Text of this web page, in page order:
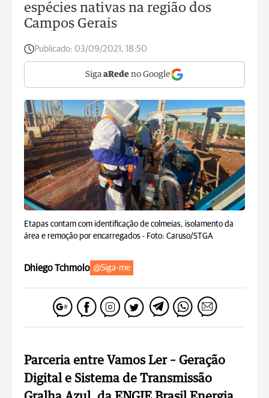
espécies nativas na região dos
Campos Gerais
Publicado: 03/09/2021, 18:50
Siga aRede no Google
Etapas contam com identificação de colmeias, isolamento da
área e remoção por encarregados - Foto: Caruso/STGA
Dhiego Tchmolo @Siga-me
Parceria entre Vamos Ler – Geração
Digital e Sistema de Transmissão